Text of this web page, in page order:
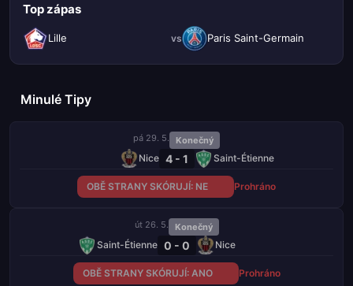
Top zápas
Lille vs Paris Saint-Germain
Minulé Tipy
pá 29. 5. Konečný
Nice 4 - 1 Saint-Étienne
OBĚ STRANY SKÓRUJÍ: NE Prohráno
út 26. 5. Konečný
Saint-Étienne 0 - 0 Nice
OBĚ STRANY SKÓRUJÍ: ANO Prohráno